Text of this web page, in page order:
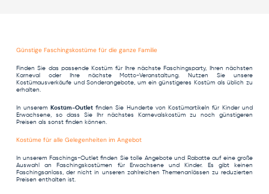
Günstige Faschingskostüme für die ganze Familie
Finden Sie das passende Kostüm für Ihre nächste Faschingsparty, Ihren nächsten
Karneval oder Ihre nächste Motto-Veranstaltung. Nutzen Sie unsere
Kostümausverkäufe und Sonderangebote, um ein günstigeres Kostüm als üblich zu
erhalten.
In unserem Kostüm-Outletfinden Sie Hunderte von Kostümartikeln für Kinder und
Erwachsene, so dass Sie Ihr nächstes Karnevalskostüm zu noch günstigeren
Preisen als sonst finden können.
Kostüme für alle Gelegenheiten im Angebot
In unserem Faschings-Outlet finden Sie tolle Angebote und Rabatte auf eine große
Auswahl an Faschingskostümen für Erwachsene und Kinder. Es gibt keinen
Faschingsanlass, der nicht in unseren zahlreichen Themenanlässen zu reduzierten
Preisen enthalten ist.